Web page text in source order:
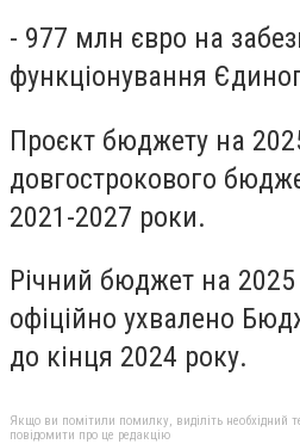
- 977 млн євро на
функціонування
Проєкт бюджету на
довгострокового
2021-2027 роки.
Річний бюджет на 2025
офіційно ухвалено
до кінця 2024 року.
Якщо ви помітили помилку, виділіть необхідний
повідомити про це редакцію